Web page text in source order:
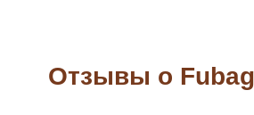
Отзывы о Fubag